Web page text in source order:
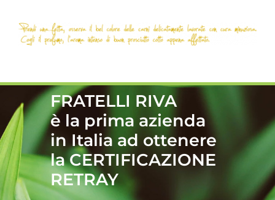
FRATELLI RIVA
è la prima azienda
in Italia ad ottenere
la CERTIFICAZIONE
RETRAY